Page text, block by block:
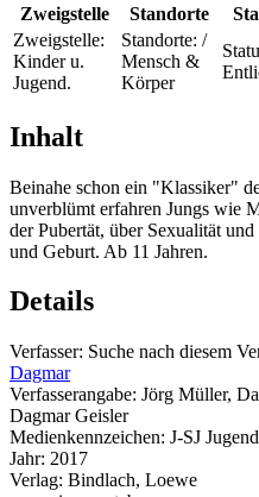
Zweigstelle Standorte
Zweigstelle:
Kinder u.
Jugend.
Standorte: /
Mensch &
Körper
Inhalt
Beinahe schon ein "Klassiker"
unverblümt erfahren Jungs wie
der Pubertät, über Sexualität
und Geburt. Ab 11 Jahren.
Details
Verfasser: Suche nach diesem
Dagmar
Verfasserangabe: Jörg Müller,
Dagmar Geisler
Medienkennzeichen: J-SJ
Jahr: 2017
Verlag: Bindlach, Loewe